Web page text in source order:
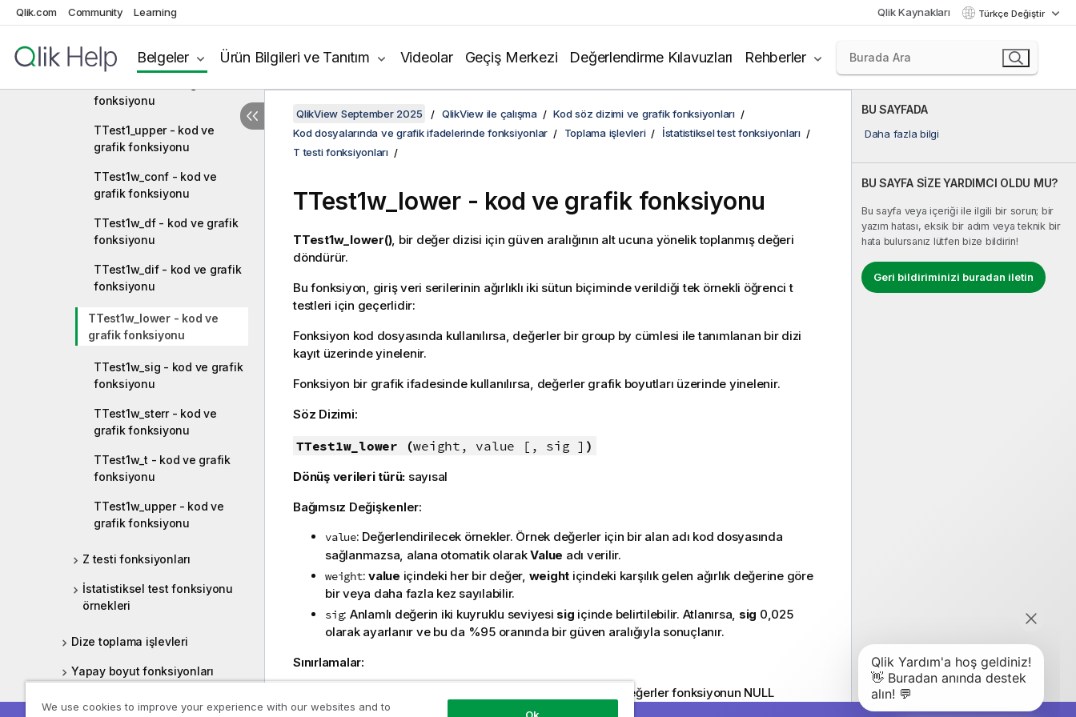
Qlik.com Community Learning Qlik Kaynakları Türkçe Değiştir
Belgeler Ürün Bilgileri ve Tanıtım Videolar Geçiş Merkezi Değerlendirme Kılavuzları Rehberler
fonksiyonu
fonksiyonu
fonksiyonu
TTest1_upper - kod ve
grafik fonksiyonu
TTest1w_conf - kod ve
grafik fonksiyonu
TTest1w_df - kod ve grafik
fonksiyonu
TTest1w_dif - kod ve grafik
fonksiyonu
TTest1w_lower - kod ve
grafik fonksiyonu
TTest1w_sig - kod ve grafik
fonksiyonu
TTest1w_sterr - kod ve
grafik fonksiyonu
TTest1w_t - kod ve grafik
fonksiyonu
TTest1w_upper - kod ve
grafik fonksiyonu
Z testi fonksiyonları
İstatistiksel test fonksiyonu
örnekleri
Dize toplama işlevleri
Yapay boyut fonksiyonları
İç içe geçmeli toplamalar
BU SAYFADA
Daha fazla bilgi
BU SAYFA SİZE YARDIMCI OLDU MU?
Bu sayfa veya içeriği ile ilgili bir sorun; bir
yazım hatası, eksik bir adım veya teknik bir
hata bulursanız lütfen bize bildirin!
Geri bildiriminizi buradan iletin
QlikView September 2025 QlikView ile çalışma
Kod söz dizimi ve grafik fonksiyonları
Kod dosyalarında ve grafik ifadelerinde fonksiyonlar
Toplama işlevleri
İstatistiksel test fonksiyonları
T testi fonksiyonları
TTest1w_lower- kod ve grafik fonksiyonu
TTest1w_lower(), bir değer dizisi için güven aralığının alt ucuna yönelik toplanmış değeri
döndürür.
Bu fonksiyon, giriş veri serilerinin ağırlıklı iki sütun biçiminde verildiği tek örnekli öğrenci t
testleri için geçerlidir:
Fonksiyon kod dosyasında kullanılırsa, değerler bir group by cümlesi ile tanımlanan bir dizi
kayıt üzerinde yinelenir.
Fonksiyon bir grafik ifadesinde kullanılırsa, değerler grafik boyutları üzerinde yinelenir.
Söz Dizimi:
TTest1w_lower (weight, value [, sig ] )
Dönüş verileri türü: sayısal
Bağımsız Değişkenler:
value: Değerlendirilecek örnekler. Örnek değerler için bir alan adı kod dosyasında
sağlanmazsa, alana otomatik olarakValue adı verilir.
weight: value içindeki her bir değer, weight içindeki karşılık gelen ağırlık değerine göre
bir veya daha fazla kez sayılabilir.
sig: Anlamlı değerin iki kuyruklu seviyesi sig içinde belirtilebilir. Atlanırsa, sig 0,025
olarak ayarlanır ve bu da %95 oranında bir güven aralığıyla sonuçlanır.
Sınırlamalar:
değerler ve eksik değerler fonksiyonun NULL
sonucunu döndürmesiyle sonuçlanır.
We use cookies to improve your experience with our websites and to